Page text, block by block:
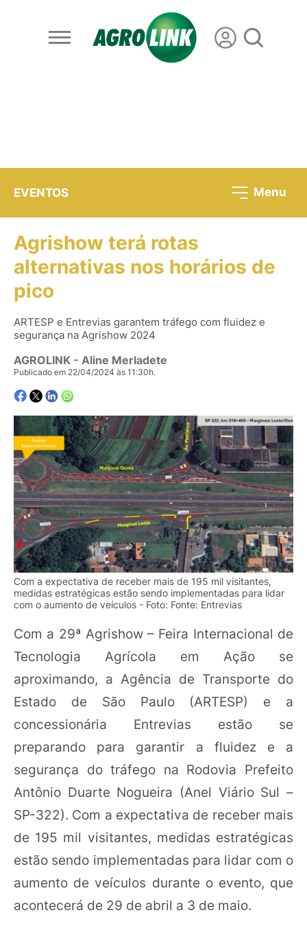
EVENTOS Menu
Agrishow terá rotas
alternativas nos horários de
pico
ARTESP e Entrevias garantem tráfego com fluidez e
segurança na Agrishow 2024
AGROLINK - Aline Merladete
Publicado em 22/04/2024 às 11:30h.
Com a expectativa de receber mais de 195 mil visitantes,
medidas estratégicas estão sendo implementadas para lidar
com o aumento de veículos - Foto: Fonte: Entrevias
Com a 29ª Agrishow – Feira Internacional de
Tecnologia Agrícola em Ação se
aproximando, a Agência de Transporte do
Estado de São Paulo (ARTESP) e a
concessionária Entrevias estão se
preparando para garantir a fluidez e a
segurança do tráfego na Rodovia Prefeito
Antônio Duarte Nogueira (Anel Viário Sul –
SP-322). Com a expectativa de receber mais
de 195 mil visitantes, medidas estratégicas
estão sendo implementadas para lidar com o
aumento de veículos durante o evento, que
acontecerá de 29 de abril a 3 de maio.